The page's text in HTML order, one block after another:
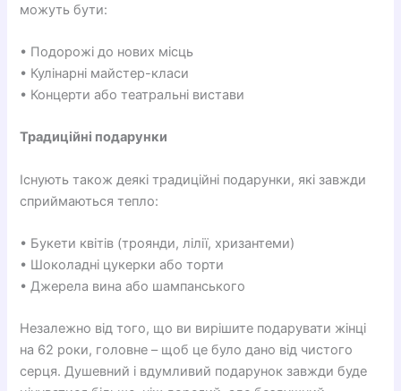
можуть бути:
• Подорожі до нових місць
• Кулінарні майстер-класи
• Концерти або театральні вистави
Традиційні подарунки
Існують також деякі традиційні подарунки, які завжди
сприймаються тепло:
• Букети квітів (троянди, лілії, хризантеми)
• Шоколадні цукерки або торти
• Джерела вина або шампанського
Незалежно від того, що ви вирішите подарувати жінці
на 62 роки, головне – щоб це було дано від чистого
серця. Душевний і вдумливий подарунок завжди буде